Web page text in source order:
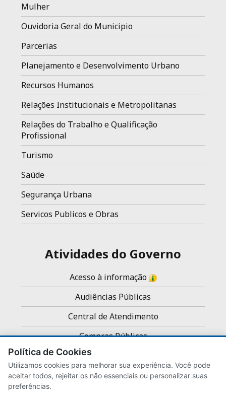
Mulher
Ouvidoria Geral do Municipio
Parcerias
Planejamento e Desenvolvimento Urbano
Recursos Humanos
Relações Institucionais e Metropolitanas
Relações do Trabalho e Qualificação
Profissional
Turismo
Saúde
Segurança Urbana
Servicos Publicos e Obras
Atividades do Governo
Acesso à informação
Audiências Públicas
Central de Atendimento
Compras Públicas
Concursos e Processos Seletivos
Noticias
Política de Cookies
Utilizamos cookies para melhorar sua experiência. Você pode
aceitar todos, rejeitar os não essenciais ou personalizar suas
preferências.